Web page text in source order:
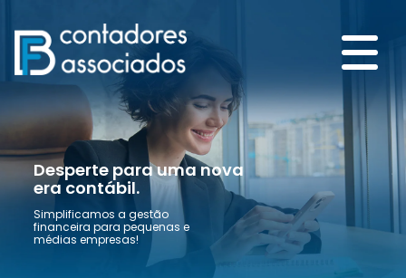
Desperte para uma nova
era contábil.
Simplificamos a gestão
financeira para pequenas e
médias empresas!